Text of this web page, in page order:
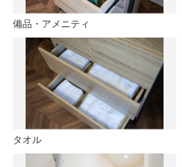
備品・アメニティ
タオル